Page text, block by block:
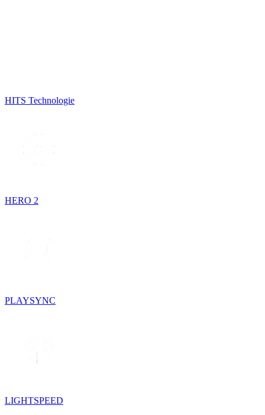
HITS Technologie
HERO 2
PLAYSYNC
LIGHTSPEED